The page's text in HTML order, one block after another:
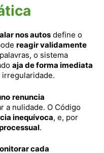
nos autos define o
reagir validamente
o sistema
aja de forma imediata
renuncia
a nulidade. O Código
inequívoca, e, por
.
cada